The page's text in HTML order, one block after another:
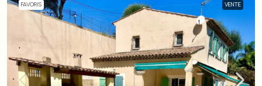
FAVORIS VENTE